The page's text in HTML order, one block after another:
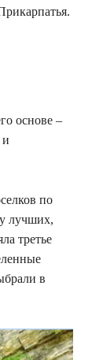
основе –
и
по
лучших,
третье
в